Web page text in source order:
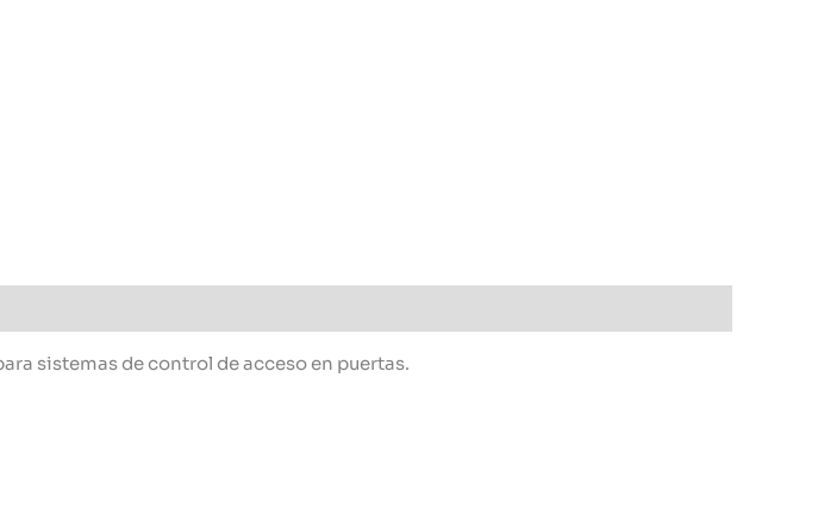
sistemas de control de acceso en puertas.